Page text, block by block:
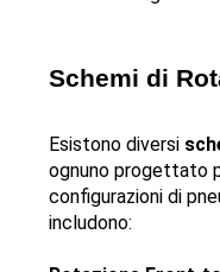
Schemi di
Esistono diversi
ognuno progettato
configurazioni di
includono: